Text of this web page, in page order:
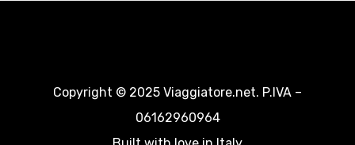
Copyright © 2025 Viaggiatore.net. P.IVA –
06162960964